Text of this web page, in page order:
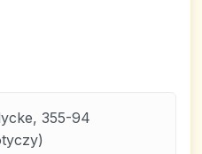
355-94